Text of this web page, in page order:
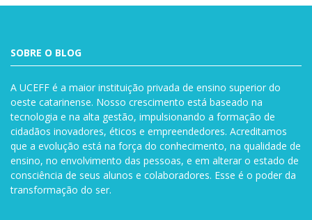
SOBRE O BLOG
A UCEFF é a maior instituição privada de ensino superior do
oeste catarinense. Nosso crescimento está baseado na
tecnologia e na alta gestão, impulsionando a formação de
cidadãos inovadores, éticos e empreendedores. Acreditamos
que a evolução está na força do conhecimento, na qualidade de
ensino, no envolvimento das pessoas, e em alterar o estado de
consciência de seus alunos e colaboradores. Esse é o poder da
transformação do ser.